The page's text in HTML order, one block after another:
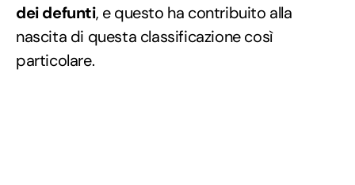
dei defunti, e questo ha contribuito alla
nascita di questa classificazione così
particolare.